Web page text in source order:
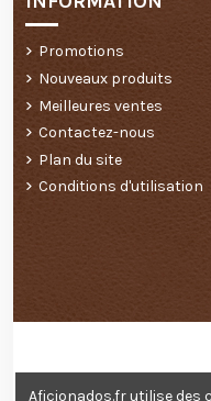
Promotions
Nouveaux produits
Meilleures ventes
Contactez-nous
Plan du site
Conditions d'utilisation
Aficionados.fr utilise des